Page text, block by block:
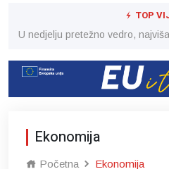
TOP
U nedjelju pretežno vedro,
Ekonomija
Početna Ekonomija